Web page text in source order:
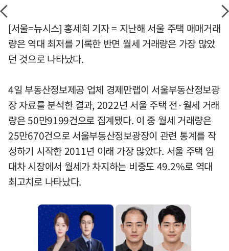
[서울=뉴시스] 홍세희 기자 = 지난해 서울 주택 매매거래
량은 역대 최저를 기록한 반면 월세 거래량은 가장 많았
던 것으로 나타났다.
4일 부동산정보제공 업체 경제만랩이 서울부동산정보광
장 자료를 분석한 결과, 2022년 서울 주택 전·월세 거래
량은 50만9199건으로 집계됐다. 이 중 월세 거래량은
25만670건으로 서울부동산정보광장이 관련 통계를 작
성하기 시작한 2011년 이래 가장 많았다. 서울 주택 임
대차 시장에서 월세가 차지하는 비중도 49.2%로 역대
최고치로 나타났다.